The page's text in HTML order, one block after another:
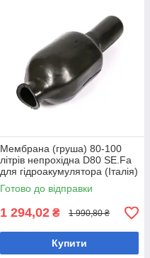
Мембрана (груша) 80-100
літрів непрохідна D80 SE.Fa
для гідроакумулятора (Італія)
Готово до відправки
1 294,02 ₴ 1 990,80 ₴
Купити